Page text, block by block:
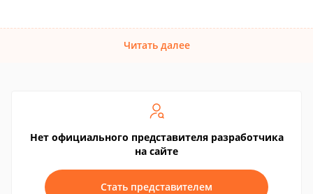
Читать далее
Нет официального представителя разработчика
на сайте
Стать представителем